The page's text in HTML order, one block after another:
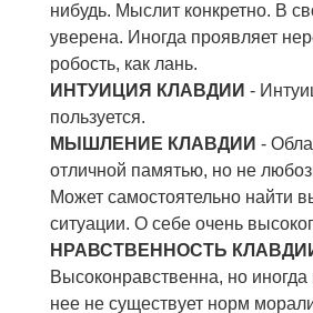
нибудь. Мыслит конкретно. В
уверена. Иногда проявляет
робость, как лань.
ИНТУИЦИЯ КЛАВДИИ -
пользуется.
МЫШЛЕНИЕ КЛАВДИИ -
отличной памятью, но не
Может самостоятельно найти
ситуации. О себе очень
НРАВСТВЕННОСТЬ
Высоконравственна, но иногда
нее не существует норм